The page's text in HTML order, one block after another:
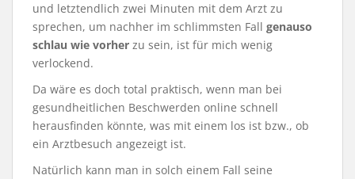
und letztendlich zwei Minuten mit dem Arzt zu
sprechen, um nachher im schlimmsten Fall genauso
schlau wie vorher zu sein, ist für mich wenig
verlockend.
Da wäre es doch total praktisch, wenn man bei
gesundheitlichen Beschwerden online schnell
herausfinden könnte, was mit einem los ist bzw., ob
ein Arztbesuch angezeigt ist.
Natürlich kann man in solch einem Fall seine